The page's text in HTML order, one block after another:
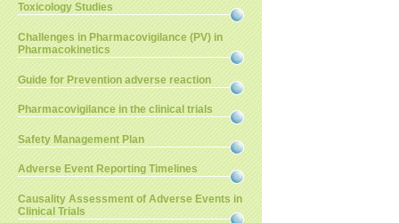
Toxicology Studies
Challenges in Pharmacovigilance (PV) in
Pharmacokinetics
Guide for Prevention adverse reaction
Pharmacovigilance in the clinical trials
Safety Management Plan
Adverse Event Reporting Timelines
Causality Assessment of Adverse Events in
Clinical Trials